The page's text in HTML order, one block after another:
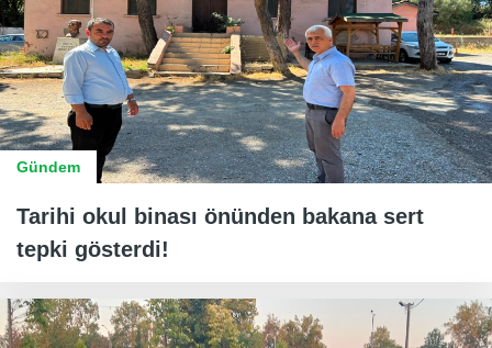
Gündem
Tarihi okul binası önünden bakana sert
tepki gösterdi!